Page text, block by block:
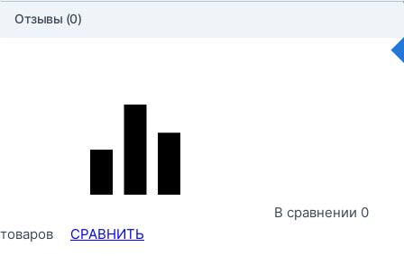
Отзывы (0)
В сравнении 0
товаров
СРАВНИТЬ